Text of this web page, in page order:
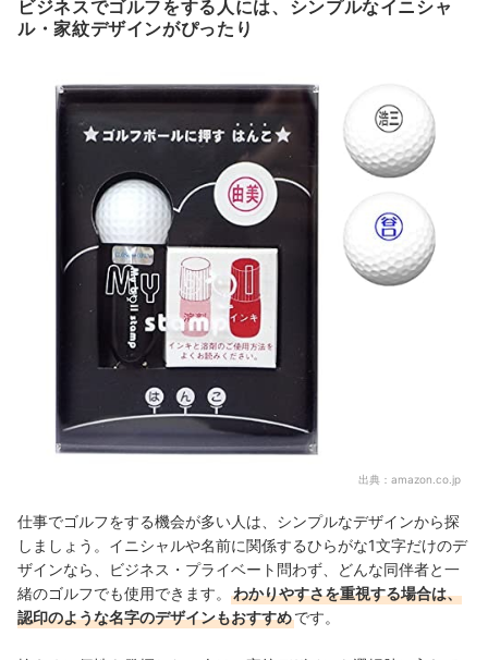
ビジネスでゴルフをする人には、シンプルなイニシャ
ル・家紋デザインがぴったり
出典： amazon.co.jp
仕事でゴルフをする機会が多い人は、シンプルなデザインから探
しましょう。イニシャルや名前に関係するひらがな1文字だけのデ
ザインなら、ビジネス・プライベート問わず、どんな同伴者と一
緒のゴルフでも使用できます。
わかりやすさを重視する場合は、
認印のような名字のデザインもおすすめです。